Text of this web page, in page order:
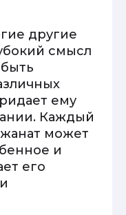
другие
смысл
ему
Каждый
может
и
его